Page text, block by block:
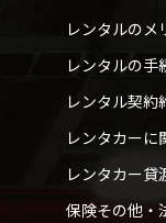
レンタルのメ
レンタルの手
レンタル契約
レンタカーに
レンタカー貸
保険その他・